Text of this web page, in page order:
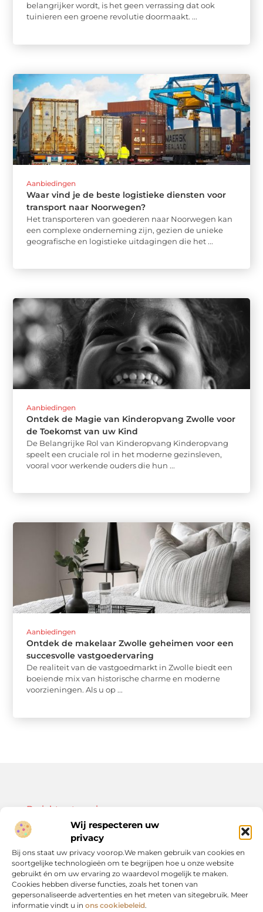
Wij respecteren uw
privacy
Bij ons staat uw privacy voorop.We maken gebruik van cookies en
soortgelijke technologieën om te begrijpen hoe u onze website
gebruikt én om uw ervaring zo waardevol mogelijk te maken.
Cookies hebben diverse functies, zoals het tonen van
gepersonaliseerde advertenties en het meten van sitegebruik. Meer
informatie vindt u in ons cookiebeleid.
belangrijker wordt, is het geen verrassing dat ook
tuinieren een groene revolutie doormaakt. ...
Aanbiedingen
Waar vind je de beste logistieke diensten voor
transport naar Noorwegen?
Het transporteren van goederen naar Noorwegen kan
een complexe onderneming zijn, gezien de unieke
geografische en logistieke uitdagingen die het ...
Aanbiedingen
Ontdek de Magie van Kinderopvang Zwolle voor
de Toekomst van uw Kind
De Belangrijke Rol van Kinderopvang Kinderopvang
speelt een cruciale rol in het moderne gezinsleven,
vooral voor werkende ouders die hun ...
Aanbiedingen
Ontdek de makelaar Zwolle geheimen voor een
succesvolle vastgoedervaring
De realiteit van de vastgoedmarkt in Zwolle biedt een
boeiende mix van historische charme en moderne
voorzieningen. Als u op ...
Onze informatie
Bericht categorie